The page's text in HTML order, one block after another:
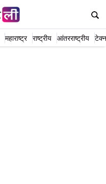
महाराष्ट्र राष्ट्रीय आंतरराष्ट्रीय